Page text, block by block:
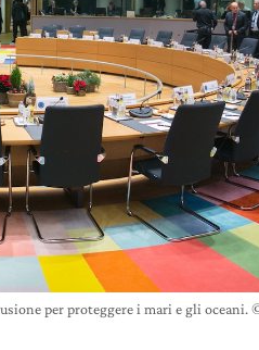
per proteggere i mari e gli